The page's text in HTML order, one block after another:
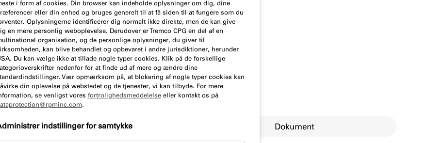
Produkt fordele Dokument
i form af cookies. Din browser kan indeholde oplysninger om dig, dine
eller din enhed og bruges generelt til at få siden til at fungere som du
Oplysningerne identificerer dig normalt ikke direkte, men de kan give
en mere personlig weboplevelse. Derudover er Tremco CPG en del af en
organisation, og de personlige oplysninger, du giver til
kan blive behandlet og opbevaret i andre jurisdiktioner, herunder
Du kan vælge ikke at tillade nogle typer cookies. Klik på de forskellige
nedenfor for at finde ud af mere og ændre dine
Vær opmærksom på, at blokering af nogle typer cookies kan
din oplevelse på webstedet og de tjenester, vi kan tilbyde. For mere
se venligst vores fortrolighedsmeddelelseeller kontakt os på
.
indstillinger for samtykke